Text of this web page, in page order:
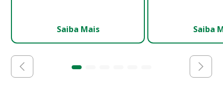
Saiba Mais Saiba